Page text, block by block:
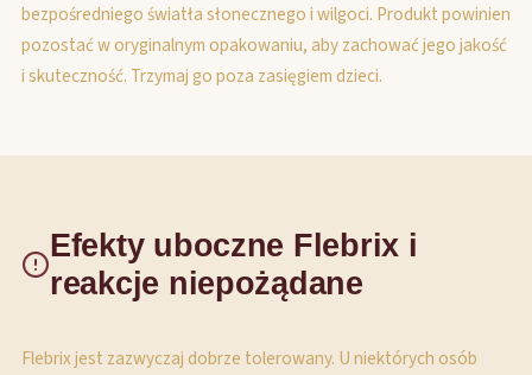
bezpośredniego światła słonecznego i wilgoci. Produkt powinien
pozostać w oryginalnym opakowaniu, aby zachować jego jakość
i skuteczność. Trzymaj go poza zasięgiem dzieci.
Efekty uboczne Flebrix i
reakcje niepożądane
Flebrix jest zazwyczaj dobrze tolerowany. U niektórych osób